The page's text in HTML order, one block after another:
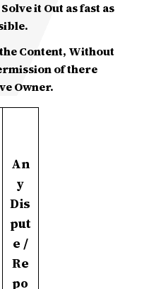
it Out as fast as
Content, Without
of there
Owner.
An
y
Dis
put
e /
Re
po